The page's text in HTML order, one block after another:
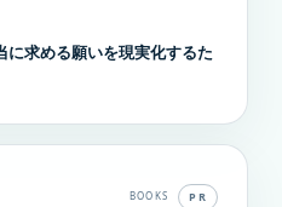
に求める願いを現実化するた
BOOKS PR